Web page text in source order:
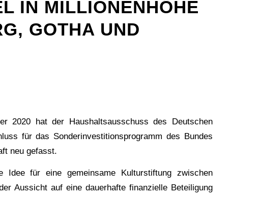
MILLIONENHÖHE F
GOTHA UND W
2020 hat der Haushaltsausschuss des Deutschen
für das Sonderinvestitionsprogramm des Bundes
neu gefasst.
Idee für eine gemeinsame Kulturstiftung zwischen
Aussicht auf eine dauerhafte finanzielle Beteiligung